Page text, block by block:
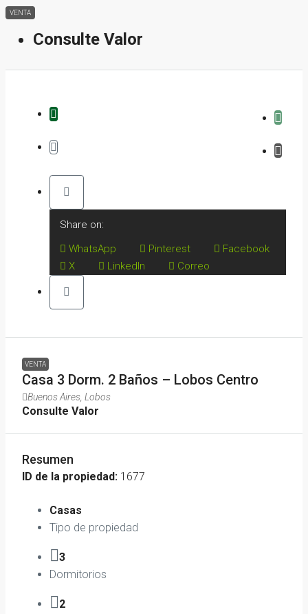
VENTA
Consulte Valor
Share on:
WhatsApp
Pinterest
Facebook
X
LinkedIn Correo
VENTA
Casa 3 Dorm. 2 Baños – Lobos Centro
Buenos Aires, Lobos
Consulte Valor
Resumen
ID de la propiedad: 1677
Casas
Tipo de propiedad
3
Dormitorios
2